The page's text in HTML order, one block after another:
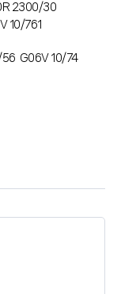
2300/30
10/761
56 G06V 10/74